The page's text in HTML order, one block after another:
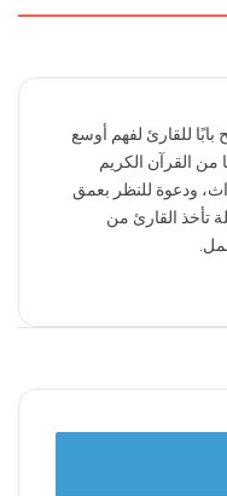
للقارئ لفهم أوسع
من القرآن الكريم
ودعوة للنظر بعمق
تأخذ القارئ من